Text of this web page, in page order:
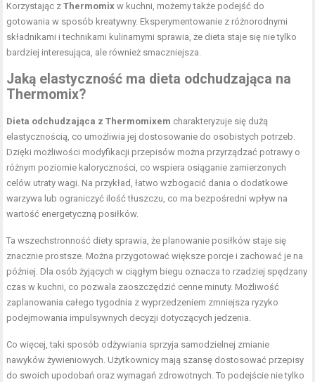
Korzystając zThermomix w kuchni, możemy także podejść do
gotowania w sposób kreatywny. Eksperymentowanie z różnorodnymi
składnikami i technikami kulinarnymi sprawia, że dieta staje się nie tylko
bardziej interesująca, ale również smaczniejsza.
Jaką elastyczność ma dieta odchudzająca na
Thermomix?
Dieta odchudzająca z Thermomixem charakteryzuje się dużą
elastycznością, co umożliwia jej dostosowanie do osobistych potrzeb.
Dzięki możliwości modyfikacji przepisów można przyrządzać potrawy o
różnym poziomie kaloryczności, co wspiera osiąganie zamierzonych
celów utraty wagi. Na przykład, łatwo wzbogacić dania o dodatkowe
warzywa lub ograniczyć ilość tłuszczu, co ma bezpośredni wpływ na
wartość energetyczną posiłków.
Ta wszechstronność diety sprawia, że planowanie posiłków staje się
znacznie prostsze. Można przygotować większe porcje i zachować je na
później. Dla osób żyjących w ciągłym biegu oznacza to rzadziej spędzany
czas w kuchni, co pozwala zaoszczędzić cenne minuty. Możliwość
zaplanowania całego tygodnia z wyprzedzeniem zmniejsza ryzyko
podejmowania impulsywnych decyzji dotyczących jedzenia.
Co więcej, taki sposób odżywiania sprzyja samodzielnej zmianie
nawyków żywieniowych. Użytkownicy mają szansę dostosować przepisy
do swoich upodobań oraz wymagań zdrowotnych. To podejście nie tylko